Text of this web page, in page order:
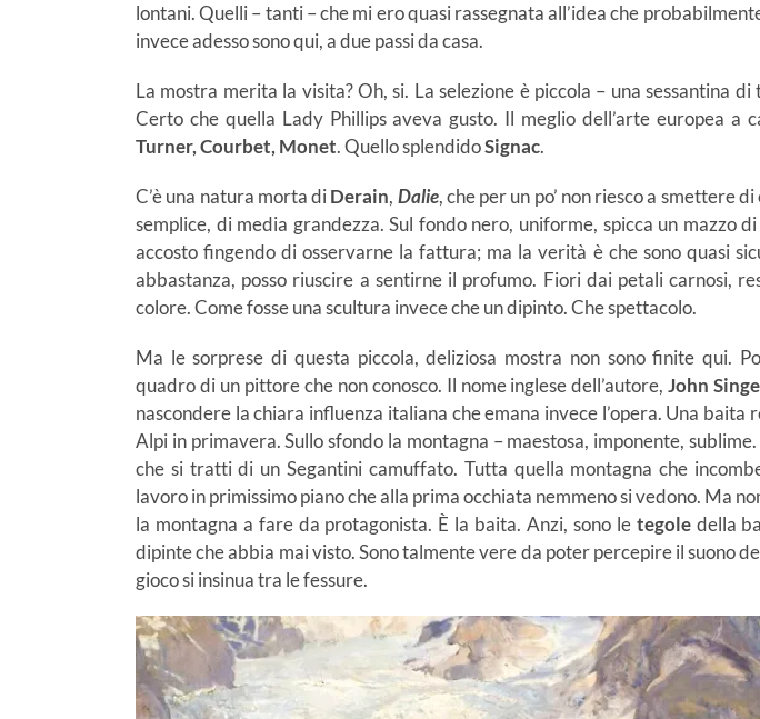
lontani. Quelli – tanti – che mi ero quasi rassegnata all’idea che
invece adesso sono qui, a due passi da casa.
La mostra merita la visita? Oh, si. La selezione è piccola – una sessantina
Certo che quella Lady Phillips aveva gusto. Il meglio dell’arte europea a
Turner, Courbet, Monet. Quello splendidoSignac.
C’è una natura morta diDerain, Dalie, che per un po’ non riesco a smettere
semplice, di media grandezza. Sul fondo nero, uniforme, spicca un mazzo
accosto fingendo di osservarne la fattura; ma la verità è che sono quasi
abbastanza, posso riuscire a sentirne il profumo. Fiori dai petali carnosi,
colore. Come fosse una scultura invece che un dipinto. Che spettacolo.
Ma le sorprese di questa piccola, deliziosa mostra non sono finite qui.
quadro di un pittore che non conosco. Il nome inglese dell’autore,John
nascondere la chiara influenza italiana che emana invece l’opera. Una baita
Alpi in primavera. Sullo sfondo la montagna – maestosa, imponente,
che si tratti di un Segantini camuffato. Tutta quella montagna che
lavoro in primissimo piano che alla prima occhiata nemmeno si vedono. Ma
la montagna a fare da protagonista. È la baita. Anzi, sono le tegoledella
dipinte che abbia mai visto. Sono talmente vere da poter percepire il suono
gioco si insinua tra le fessure.